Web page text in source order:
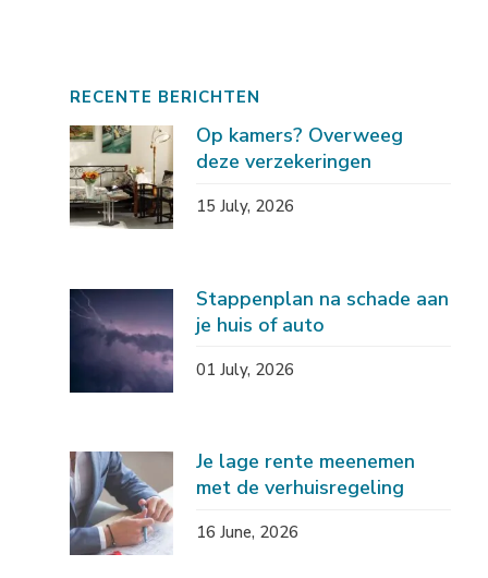
RECENTE BERICHTEN
Op kamers? Overweeg
deze verzekeringen
15 July, 2026
Stappenplan na schade aan
je huis of auto
01 July, 2026
Je lage rente meenemen
met de verhuisregeling
16 June, 2026